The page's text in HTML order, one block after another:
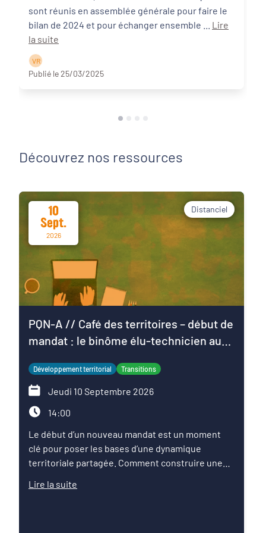
sont réunis en assemblée générale pour faire le
Lire
la suite
V R
Publié le 25/03/2025
Découvrez nos ressources
10
Sept.
2026
Distanciel
PQN-A // Café des territoires – début de
mandat : le binôme élu-technicien au
Développement territorial Transitions
Jeudi 10 Septembre 2026
14:00
Le début d’un nouveau mandat est un moment
clé pour poser les bases d’une dynamique
territoriale partagée. Comment construire une
Comment articuler les ambitions politiques,
Lire la suite